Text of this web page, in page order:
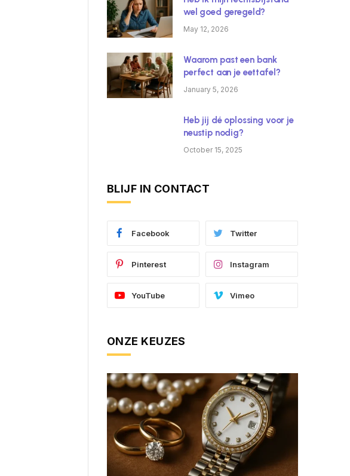
wel goed geregeld?
May 12, 2026
Waarom past een bank
perfect aan je eettafel?
January 5, 2026
Heb jij dé oplossing voor je
neustip nodig?
October 15, 2025
BLIJF IN CONTACT
Facebook Twitter
Pinterest Instagram
YouTube Vimeo
ONZE KEUZES